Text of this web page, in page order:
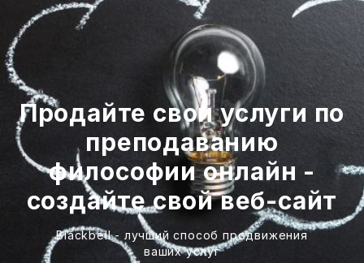
Продайте свои услуги по
преподаванию
философии онлайн -
создайте свой веб-сайт
Blackbell - лучший способ продвижения
ваших услуг